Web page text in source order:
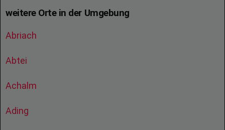
weitere Orte in der Umgebung
Abriach
Abtei
Achalm
Ading